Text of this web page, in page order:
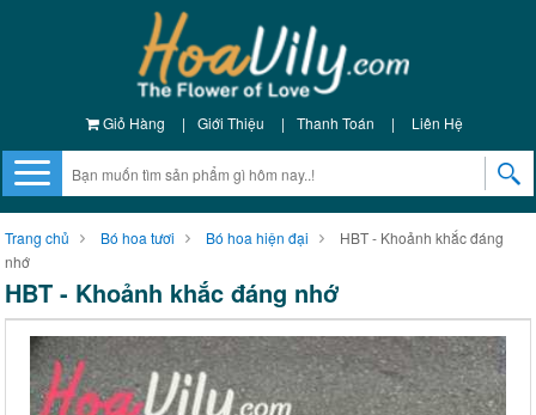
Giỏ Hàng | Giới Thiệu | Thanh Toán | Liên Hệ
Trang chủ Bó hoa tươi Bó hoa hiện đại
HBT - Khoảnh khắc đáng
nhớ
HBT - Khoảnh khắc đáng nhớ